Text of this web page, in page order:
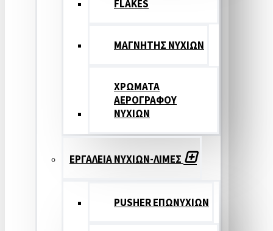
FLAKES
ΜΑΓΝΗΤΗΣ ΝΥΧΙΩΝ
ΧΡΩΜΑΤΑ
ΑΕΡΟΓΡΑΦΟΥ
ΝΥΧΙΩΝ
ΕΡΓΑΛΕΙΑ ΝΥΧΙΩΝ-ΛΙΜΕΣ
PUSHER ΕΠΩΝΥΧΙΩΝ